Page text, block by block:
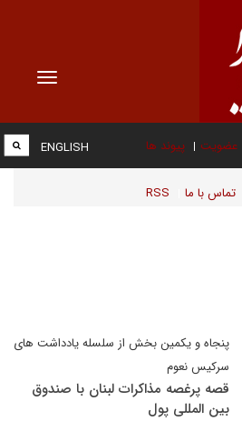
Toggle
عضویت پیوند ها
تماس با ما RSS
ENGLISH
پنجاه و یکمین بخش از سلسله یادداشت های
سرکیس نعوم
قصه پرغصه مذاکرات لبنان با صندوق
بین المللی پول